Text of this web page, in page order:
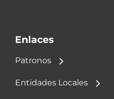
Enlaces
Patronos
Entidades Locales